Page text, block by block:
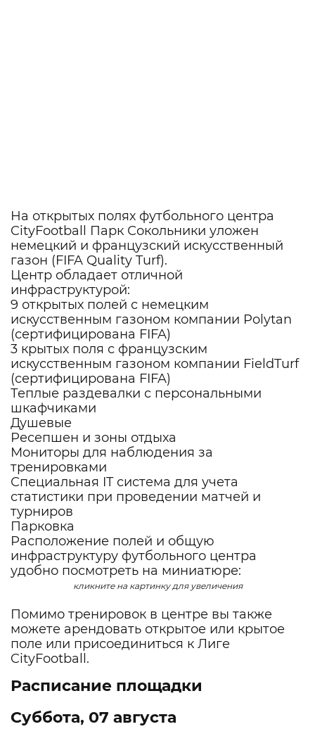
На открытых полях футбольного центра
CityFootball Парк Сокольники уложен
немецкий и французский искусственный
газон (FIFA Quality Turf).
Центр обладает отличной
инфраструктурой:
9 открытых полей с немецким
искусственным газоном компании Polytan
(сертифицирована FIFA)
3 крытых поля с французским
искусственным газоном компании FieldTurf
(сертифицирована FIFA)
Теплые раздевалки с персональными
шкафчиками
Душевые
Ресепшен и зоны отдыха
Мониторы для наблюдения за
тренировками
Специальная IT система для учета
статистики при проведении матчей и
турниров
Парковка
Расположение полей и общую
инфраструктуру футбольного центра
удобно посмотреть на миниатюре:
кликните на картинку для увеличения
Помимо тренировок в центре вы также
можете арендовать открытое или крытое
поле или присоединиться к Лиге
CityFootball.
Расписание площадки
Суббота, 07 августа